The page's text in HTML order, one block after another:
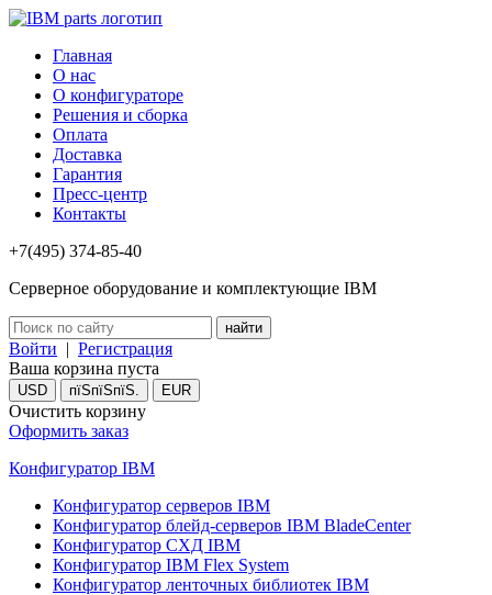
Главная
О нас
О конфигураторе
Решения и сборка
Оплата
Доставка
Гарантия
Пресс-центр
Контакты
+7(495) 374-85-40
Серверное оборудование и комплектующие IBM
Войти | Регистрация
Ваша корзина пуста
USD пїЅпїЅпїЅ. EUR
Очистить корзину
Оформить заказ
Конфигуратор IBM
Конфигуратор серверов IBM
Конфигуратор блейд-серверов IBM BladeCenter
Конфигуратор СХД IBM
Конфигуратор IBM Flex System
Конфигуратор ленточных библиотек IBM